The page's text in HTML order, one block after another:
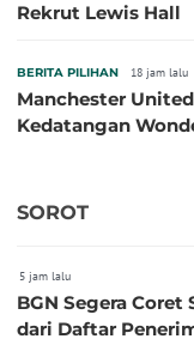
Rekrut Lewis Hall
BERITA PILIHAN 18 jam lalu
Manchester
Kedatangan
SOROT
5 jam lalu
BGN Segera
dari Daftar